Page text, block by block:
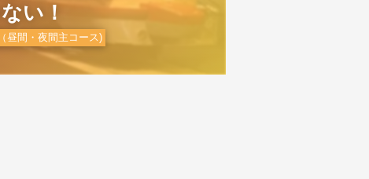
い！
昼間・夜間主コース)